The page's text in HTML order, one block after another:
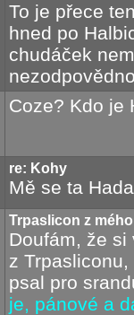
To je přece
hned po
chudáček
Coze? Kdo je
re: Kohy
Mě se ta
Trpaslicon z
Doufám, že si
z
psal pro
je, pánové a